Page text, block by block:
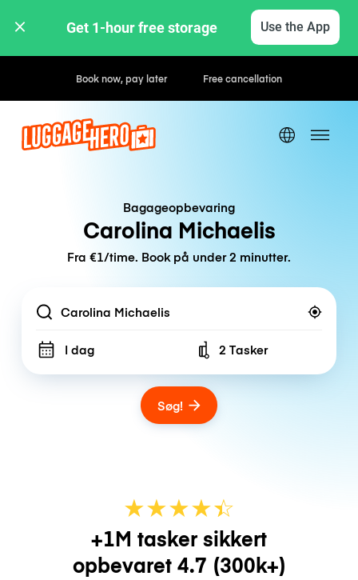
Get 1-hour free storage Use the App
Hourly / Daily Rates
Bagageopbevaring
Carolina Michaelis
Fra €1/time. Book på under 2 minutter.
Location
I dag Number of bags
2 Tasker
Søg!
★★★★☆
★
+1M tasker sikkert
opbevaret 4.7 (300k+)